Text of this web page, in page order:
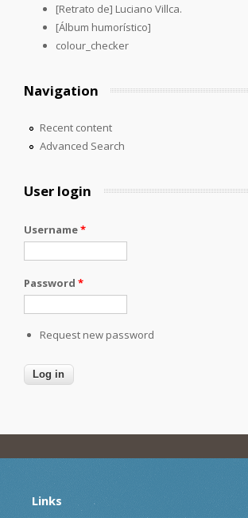
[Retrato de] Luciano Villca.
[Álbum humorístico]
colour_checker
Navigation
Recent content
Advanced Search
User login
Username*
Password *
Request new password
Links